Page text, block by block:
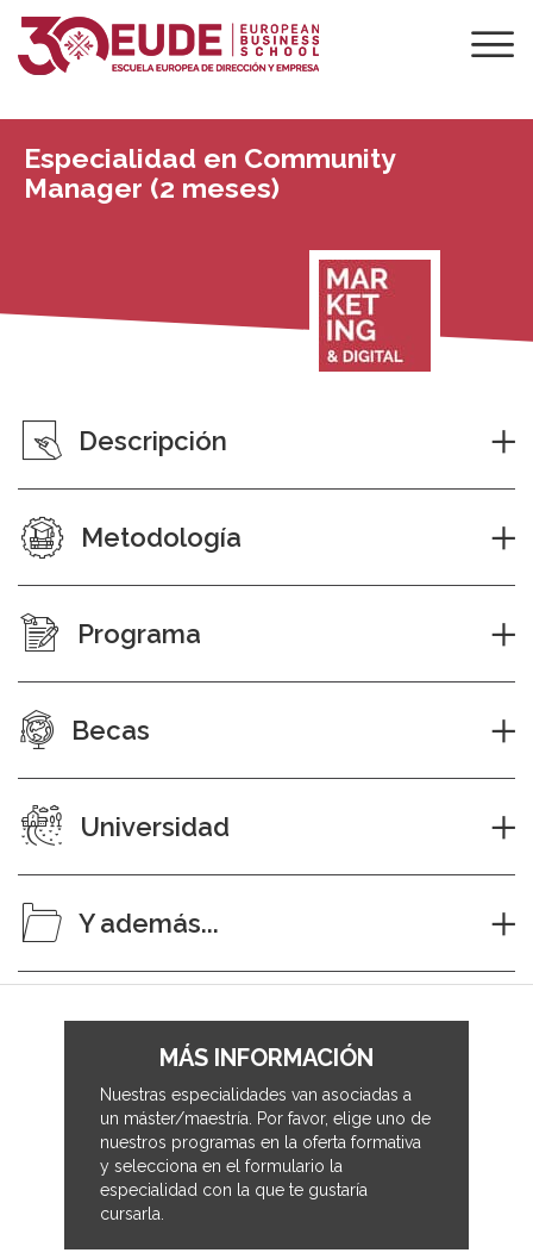
Especialidad en Community
Manager (2 meses)
Descripción
Metodología
Programa
Becas
Universidad
Y además...
MÁS INFORMACIÓN
Nuestras especialidades van asociadas a
un máster/maestría. Por favor, elige uno de
nuestros programas en la oferta formativa
y selecciona en el formulario la
especialidad con la que te gustaría
cursarla.